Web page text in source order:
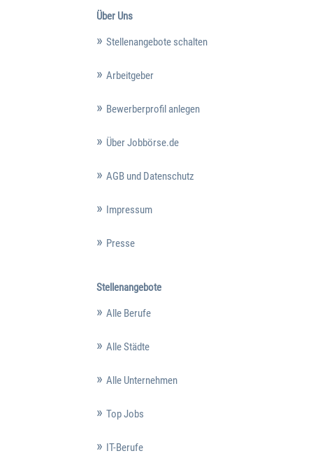
Über Uns
Stellenangebote schalten
Arbeitgeber
Bewerberprofil anlegen
Über Jobbörse.de
AGB und Datenschutz
Impressum
Presse
Stellenangebote
Alle Berufe
Alle Städte
Alle Unternehmen
Top Jobs
IT-Berufe